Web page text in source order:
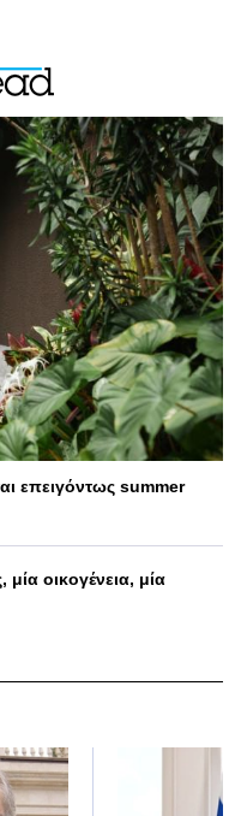
επειγόντως summer
οικογένεια, μία